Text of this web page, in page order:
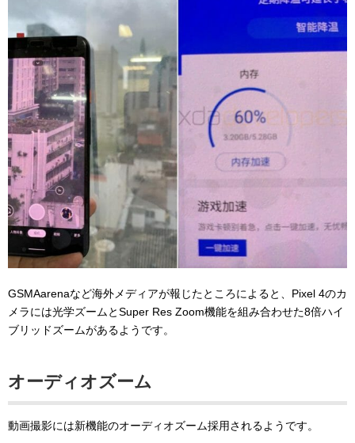
GSMAarenaなど海外メディアが報じたところによると、Pixel 4のカ
メラには光学ズームとSuper Res Zoom機能を組み合わせた8倍ハイ
ブリッドズームがあるようです。
オーディオズーム
動画撮影には新機能のオーディオズーム採用されるようです。